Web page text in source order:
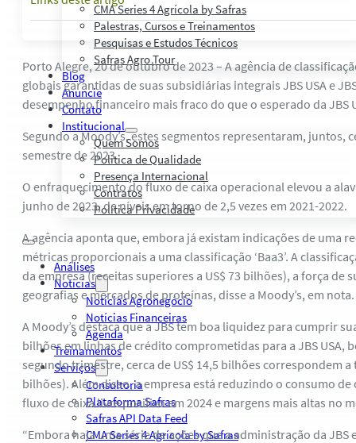
CMA Series 4 Agrícola by Safras
Palestras, Cursos e Treinamentos
Pesquisas e Estudos Técnicos
Safras Agro Tour
Blog
Anuncie
Contato
Institucional
Quem Somos
Política de Qualidade
Presença Internacional
Contratos
Política Privacidade
Análises
Notícias
Notícias Agronegócio
Notícias Financeiras
Agenda
Treinamentos
Serviços
Consultoria
Plataforma Safras
Safras API Data Feed
CMA Series 4 Agrícola by Safras
Porto Alegre, 20 de outubro de 2023 – A agência de
globais garantidas de suas subsidiárias integrais JBS USA e
desempenho financeiro mais fraco do que o esperado da JBS
Segundo a Moody’s, estes segmentos representaram,
semestre de 2023.
O enfraquecimento do fluxo de caixa operacional elevou a
junho de 2023, de níveis em torno de 2,5 vezes em 2021-2022.
A agência aponta que, embora já existam indicações de uma
métricas proporcionais a uma classificação ‘Baa3’. A
da empresa (receitas superiores a US$ 73 bilhões), a força
geografias e mercados de proteínas, disse a Moody’s, em nota.
A Moody’s destaca que a JBS tem boa liquidez para cumprir
bilhões em linhas de crédito comprometidas para a JBS USA,
segundo trimestre, cerca de US$ 14,5 bilhões correspondem
bilhões). Além disso, a empresa está reduzindo o consumo
fluxo de caixa livre positivo em 2024 e margens mais altas no
“Embora haja uma série de ações que a administração da